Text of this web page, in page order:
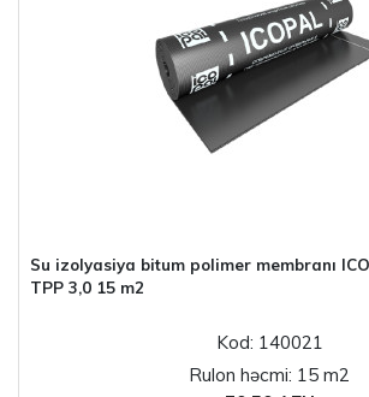
Su izolyasiya bitum polimer membranı ICOPAL Villateks N
TPP 3,0 15 m2
Kod: 140021
Rulon həcmi: 15 m2